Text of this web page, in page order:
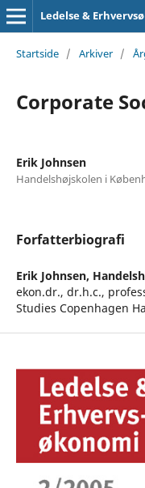
Ledelse &
Startside / Arkiver /
Corporate
Erik Johnsen
Handelshøjskolen i
Forfatterbiografi
Erik Johnsen,
ekon.dr., dr.h.c.,
Studies Copenhagen